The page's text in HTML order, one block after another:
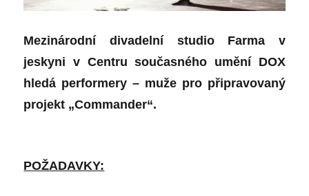
Mezinárodní divadelní studio Farma v
jeskyni v Centru současného umění DOX
hledá performery – muže pro připravovaný
projekt „Commander“.
POŽADAVKY: